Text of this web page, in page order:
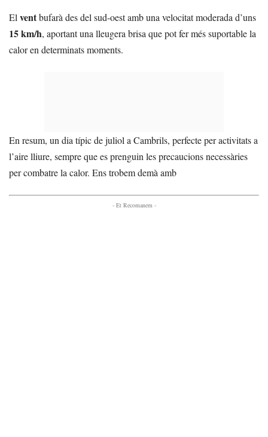
Elventbufarà des del sud-oest amb una velocitat moderada d’uns
15 km/h, aportant una lleugera brisa que pot fer més suportable la
calor en determinats moments.
En resum, un dia típic de juliol a Cambrils, perfecte per activitats a
l’aire lliure, sempre que es prenguin les precaucions necessàries
per combatre la calor. Ens trobem demà amb
- Et Recomanem -